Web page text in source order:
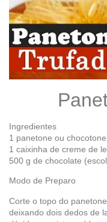
Ingredientes
1 panetone ou chocotone
1 caixinha de creme de
500 g de chocolate
Modo de Preparo
Corte o topo do
deixando dois dedos de